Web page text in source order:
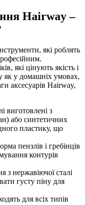
Hairway –
які роблять
які цінують якість і
як у домашніх умовах,
аксесуарів Hairway,
виготовлені з
або синтетичних
пластику, що
пензлів і гребінців
контурів
з нержавіючої сталі
густу піну для
для всіх типів